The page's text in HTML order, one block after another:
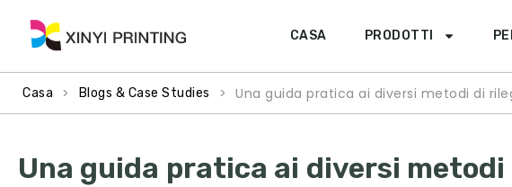
CASA PRODOTTI
Casa > Blogs & Case Studies > Una guida pratica ai diversi metodi di
Una guida pratica ai diversi